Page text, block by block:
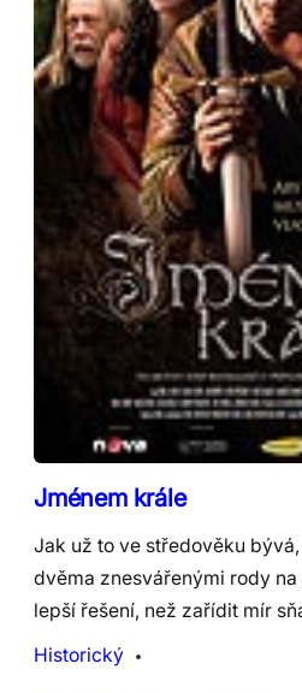
Jménem krále
Jak už to ve středověku
dvěma znesvářenými rody na
lepší řešení, než zařídit mír
Historický